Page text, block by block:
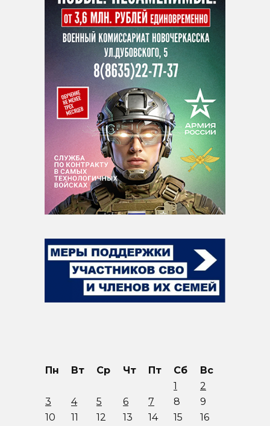
Пн Вт Ср Чт Пт Сб
Вс
1
2
3
4 5 6 7 8
9
10
11 12 13 14 15
16